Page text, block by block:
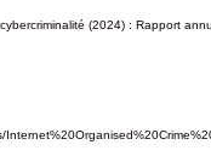
(2024) :Rapport